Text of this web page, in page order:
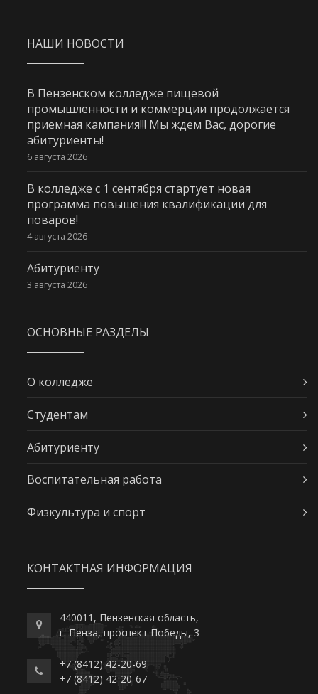
НАШИ НОВОСТИ
В Пензенском колледже пищевой
промышленности и коммерции продолжается
приемная кампания!!! Мы ждем Вас, дорогие
абитуриенты!
6 августа 2026
В колледже с 1 сентября стартует новая
программа повышения квалификации для
поваров!
4 августа 2026
Абитуриенту
3 августа 2026
ОСНОВНЫЕ РАЗДЕЛЫ
О колледже
Студентам
Абитуриенту
Воспитательная работа
Физкультура и спорт
КОНТАКТНАЯ ИНФОРМАЦИЯ
440011, Пензенская область,
г. Пенза, проспект Победы, 3
+7 (8412) 42-20-69
+7 (8412) 42-20-67